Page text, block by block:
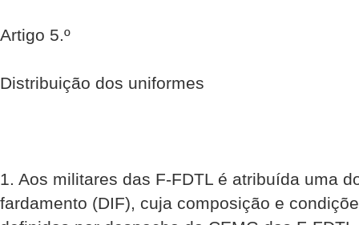
Artigo 5.º
Distribuição dos uniformes
1. Aos militares das F-FDTL é atribuída uma
fardamento (DIF), cuja composição e